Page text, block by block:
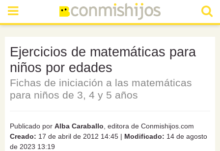
Ejercicios de matemáticas para
niños por edades
Fichas de iniciación a las matemáticas
para niños de 3, 4 y 5 años
Publicado por Alba Caraballo , editora de Conmishijos.com
Creado: 17 de abril de 2012 14:45 | Modificado: 14 de agosto
de 2023 13:19